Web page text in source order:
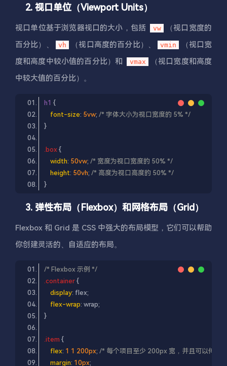
2. 视口单位（Viewport Units）
视口单位基于浏览器视口的大小，包括 vw
（视口宽度的
百分比）、
vh （视口高度的百分比）、 vmin
（视口宽
度和高度中较小值的百分比）和
vmax
（视口宽度和高度
中较大值的百分比）。
h1
font-size: 5vw; /* 字体大小为视口宽度的 5% */
.box
width: 50vw; /* 宽度为视口宽度的 50% */
height: 50vh; /* 高度为视口高度的 50% */
3. 弹性布局（Flexbox）和网格布局（Grid）
Flexbox 和 Grid 是 CSS 中强大的布局模型，它们可以帮助
你创建灵活的、自适应的布局。
/* Flexbox 示例 */
.container
display
flex-wrap
.item
flex: 1 1 200px; /* 每个项目至少 200px 宽，并且可以伸缩
margin: 10px